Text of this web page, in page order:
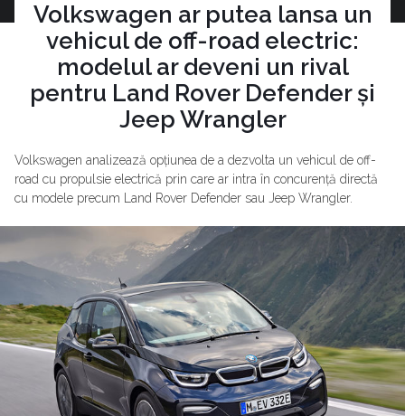
Volkswagen ar putea lansa un
vehicul de off-road electric:
modelul ar deveni un rival
pentru Land Rover Defender și
Jeep Wrangler
Volkswagen analizează opțiunea de a dezvolta un vehicul de off-
road cu propulsie electrică prin care ar intra în concurență directă
cu modele precum Land Rover Defender sau Jeep Wrangler.